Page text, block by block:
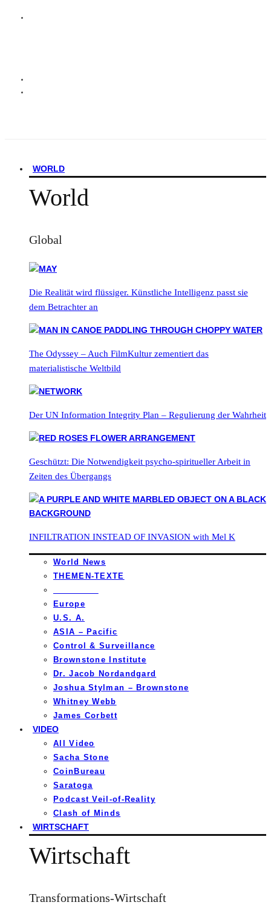
WORLD
World
Global
Die Realität wird flüssiger. Künstliche Intelligenz passt sie
dem Betrachter an
The Odyssey – Auch FilmKultur zementiert das
materialistische Weltbild
Der UN Information Integrity Plan – Regulierung der Wahrheit
Geschützt: Die Notwendigkeit psycho-spiritueller Arbeit in
Zeiten des Übergangs
INFILTRATION INSTEAD OF INVASION with Mel K
World News
THEMEN-TEXTE
Europe
U.S. A.
ASIA – Pacific
Control & Surveillance
Brownstone Institute
Dr. Jacob Nordandgard
Joshua Stylman – Brownstone
Whitney Webb
James Corbett
VIDEO
All Video
Sacha Stone
CoinBureau
Saratoga
Podcast Veil-of-Reality
Clash of Minds
WIRTSCHAFT
Wirtschaft
Transformations-Wirtschaft